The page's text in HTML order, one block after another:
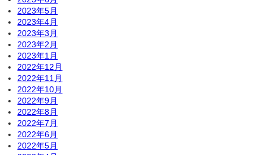
2023年5月
2023年4月
2023年3月
2023年2月
2023年1月
2022年12月
2022年11月
2022年10月
2022年9月
2022年8月
2022年7月
2022年6月
2022年5月